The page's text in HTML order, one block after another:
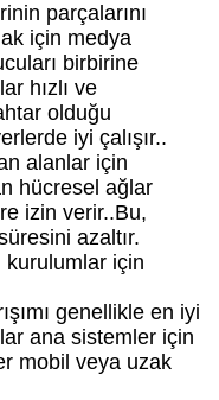
parçalarını
için medya
birbirine
hızlı ve
olduğu
iyi çalışır..
alanlar için
hücresel ağlar
izin verir..Bu,
azaltır.
kurulumlar için
genellikle en iyi
ana sistemler için
mobil veya uzak